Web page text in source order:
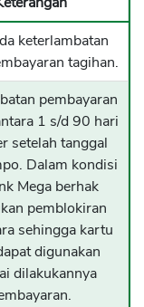
keterlambatan
tagihan.
pembayaran
1 s/d 90 hari
setelah tanggal
Dalam kondisi
Mega berhak
pemblokiran
sehingga kartu
digunakan
dilakukannya
OK